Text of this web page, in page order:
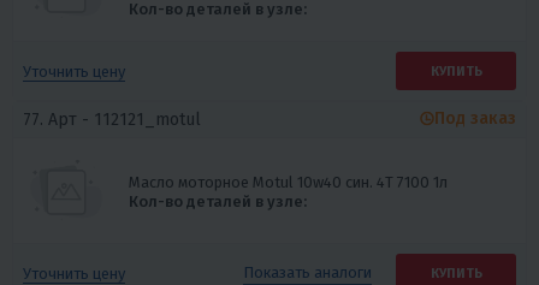
Кол-во деталей в узле:
Уточнить цену КУПИТЬ
77. Арт - 112121_motul
Масло моторное Motul 10w40 син. 4Т 7100 1л
Кол-во деталей в узле:
Под заказ
Уточнить цену Показать аналоги КУПИТЬ